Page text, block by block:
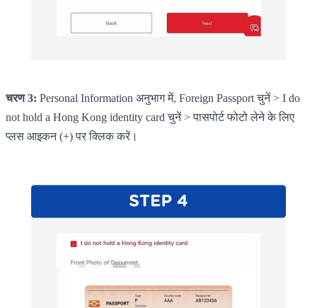
चरण 3: Personal Information अनुभाग में, Foreign Passport चुनें > I do
not hold a Hong Kong identity card चुनें > पासपोर्ट फोटो लेने के लिए
प्लस आइकन (+) पर क्लिक करें।